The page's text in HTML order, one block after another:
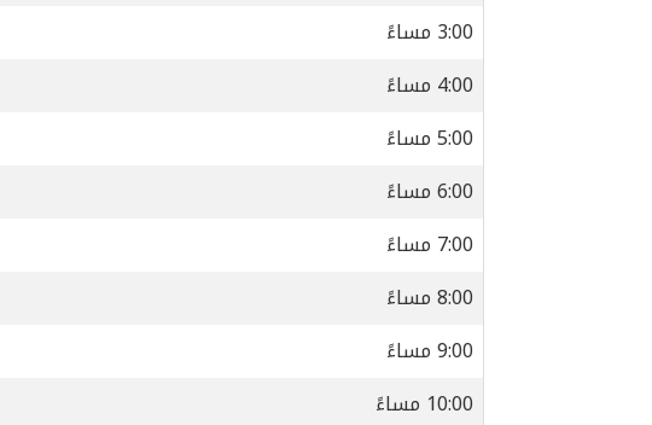
3:00 مساءً
4:00 مساءً
5:00 مساءً
6:00 مساءً
7:00 مساءً
8:00 مساءً
9:00 مساءً
10:00 مساءً